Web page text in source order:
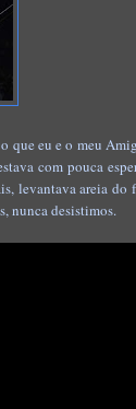
que eu e o meu
com pouca
levantava areia do
nunca desistimos.